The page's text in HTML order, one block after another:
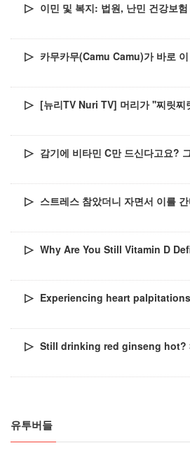
이민 및 복지: 법원, 난민 건강보험 감
카무카무(Camu Camu)가 바로 이 증상들에 가장 자주 추천되는
[뉴리TV Nuri TV] 머리가 ''찌릿찌릿'' 왜 이유 없이
감기에 비타민 C만 드신다고요? 그럼 절반만
스트레스 참았더니 자면서 이를 간다고? ''수면
Why Are You Still Vitamin D Deficient Even
Experiencing heart palpitations and shortness of breath? It might be
Still drinking red ginseng hot? 3 recipes to enjoy it
유투버들